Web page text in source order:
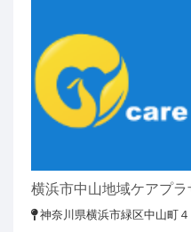
横浜市中山地域ケアプラ
神奈川県横浜市緑区中山町